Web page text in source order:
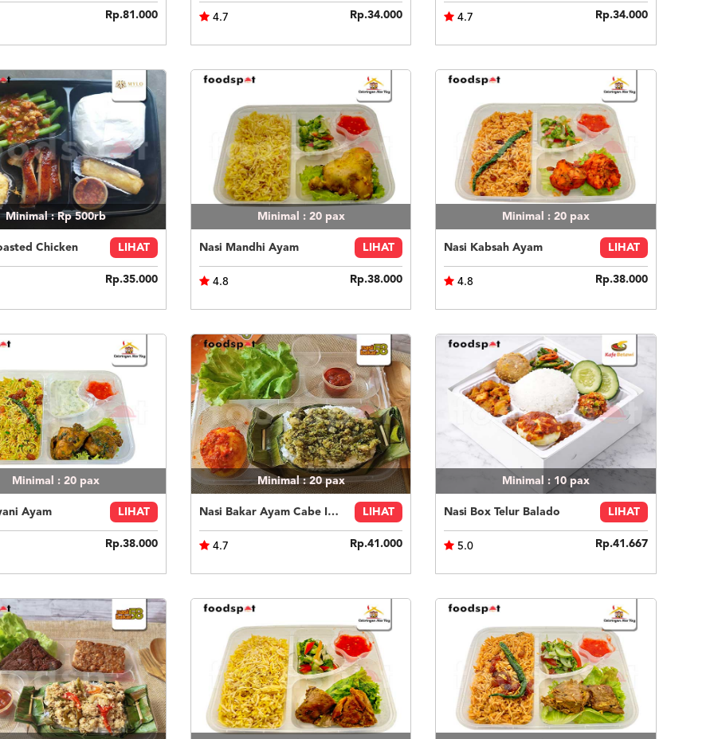
Rp.81.000 4.7 Rp.34.000 4.7 Rp.34.000
Minimal : Rp 500rb
Chicken LIHAT
Rp.35.000
Minimal : 20 pax
Nasi Mandhi Ayam LIHAT
4.8 Rp.38.000
Minimal : 20 pax
Nasi Kabsah Ayam LIHAT
4.8 Rp.38.000
Minimal : 20 pax
Ayam LIHAT
Rp.38.000
Minimal : 20pax
Nasi Bakar Ayam Cabe Ijo + Telor Balado LIHAT
4.7 Rp.41.000
Minimal : 10 pax
Nasi Box Telur Balado LIHAT
5.0 Rp.41.667